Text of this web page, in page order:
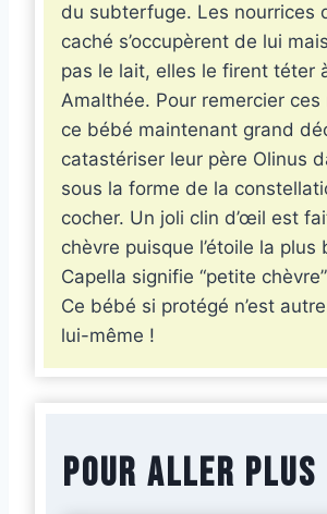
du subterfuge. Les nourrices
caché s’occupèrent de lui
pas le lait, elles le firent téter
Amalthée. Pour remercier ces
ce bébé maintenant grand
catastériser leur père Olinus
sous la forme de la
cocher. Un joli clin d’œil est
chèvre puisque l’étoile la plus
Capella signifie “petite
Ce bébé si protégé n’est
lui-même !
Pour aller